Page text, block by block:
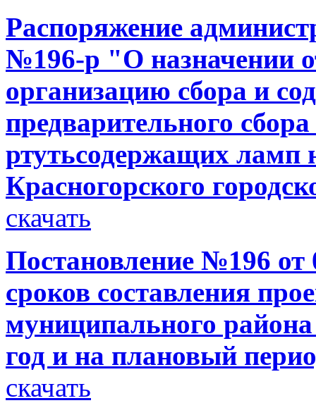
Распоряжение
№196-р "О назначении
организацию сбора и
предварительного
ртутьсодержащих ламп
Красногорского
скачать
Постановление №196 от
сроков составления
муниципального
год и на плановый
скачать